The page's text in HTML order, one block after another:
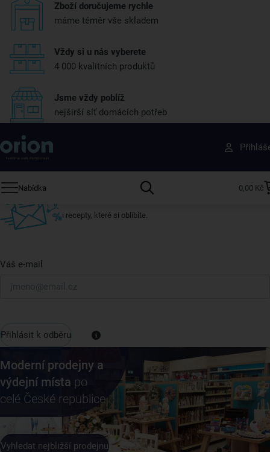
Zboží doručujeme rychle
máme téměr vše skladem
Vždy si u nás vyberete
4 000 kvalitních produktů
Jsme vždy poblíž
nejširší síť domácích potřeb
Nabídka 0,00 Kč
Získejte rady, recepty a tipy na slevy dřív než
ostatní
Přihlaste se k odběru našeho newsletteru.
i recepty, které si oblíbíte.
Váš e-mail
Přihlásit k odběru
Moderní prodejny a
výdejní místa po
celé České republice
Vyhledat nejbližší prodejnu